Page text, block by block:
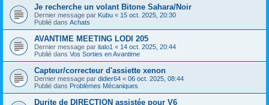
Je recherche un volant Bitone Sahara/Noir
Dernier message par Kubu « 15 oct. 2025, 20:30
Publié dans Achats
AVANTIME MEETING LODI 205
Dernier message par italo1 « 14 oct. 2025, 20:44
Publié dans Vos Sorties en Avantime
Capteur/correcteur d'assiette xenon
Dernier message par didier64 « 06 oct. 2025, 08:44
Publié dans Problèmes Mécaniques
Durite de DIRECTION assistée pour V6